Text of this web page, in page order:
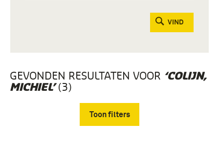
VIND
GEVONDEN RESULTATEN VOOR ‘COLIJN,
MICHIEL’(3)
Toon filters